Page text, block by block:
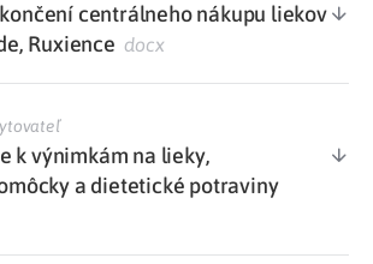
centrálneho nákupu liekov
Ruxience docx
k výnimkám na lieky,
a dietetické potraviny